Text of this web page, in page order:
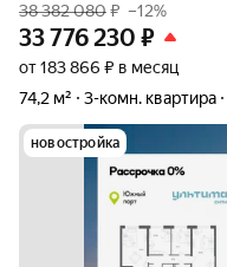
38 382 080₽ –12%
33 776 230 ₽
от 183 866 ₽ в месяц
74,2 м²
3-комн. квартира
новостройка